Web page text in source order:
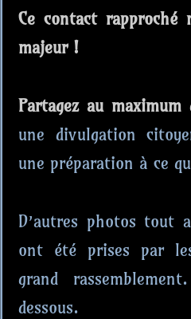
Ce contact rapproché
majeur !
Partagez au maximum
une divulgation
une préparation à ce
D’autres photos tout
ont été prises par
grand
dessous.